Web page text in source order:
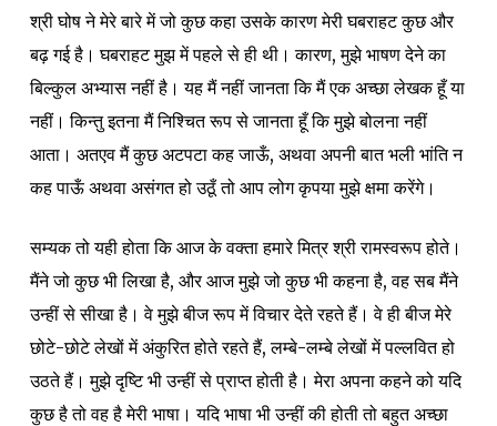
श्री घोष ने मेरे बारे में जो कुछ कहा उसके कारण मेरी घबराहट कुछ और
बढ़ गई है। घबराहट मुझ में पहले से ही थी। कारण, मुझे भाषण देने का
बिल्कुल अभ्यास नहीं है। यह मैं नहीं जानता कि मैं एक अच्छा लेखक हूँ या
नहीं। किन्तु इतना मैं निश्चित रूप से जानता हूँ कि मुझे बोलना नहीं
आता। अतएव मैं कुछ अटपटा कह जाऊँ, अथवा अपनी बात भली भांति न
कह पाऊँ अथवा असंगत हो उठूँ तो आप लोग कृपया मुझे क्षमा करेंगे।
सम्यक तो यही होता कि आज के वक्ता हमारे मित्र श्री रामस्वरूप होते।
मैंने जो कुछ भी लिखा है, और आज मुझे जो कुछ भी कहना है, वह सब मैंने
उन्हीं से सीखा है। वे मुझे बीज रूप में विचार देते रहते हैं। वे ही बीज मेरे
छोटे-छोटे लेखों में अंकुरित होते रहते हैं, लम्बे-लम्बे लेखों में पल्लवित हो
उठते हैं। मुझे दृष्टि भी उन्हीं से प्राप्त होती है। मेरा अपना कहने को यदि
कुछ है तो वह है मेरी भाषा। यदि भाषा भी उन्हीं की होती तो बहुत अच्छा